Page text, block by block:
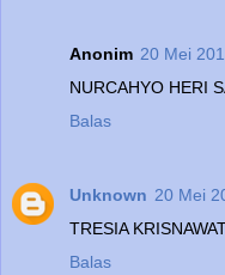
Anonim 20 Mei
NURCAHYO HERI
Balas
Unknown 20 Mei
TRESIA
Balas